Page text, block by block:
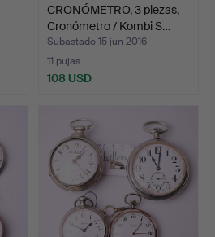
CRONÓMETRO, 3 piezas,
Cronómetro / Kombi S…
Subastado 15 jun 2016
11 pujas
108 USD